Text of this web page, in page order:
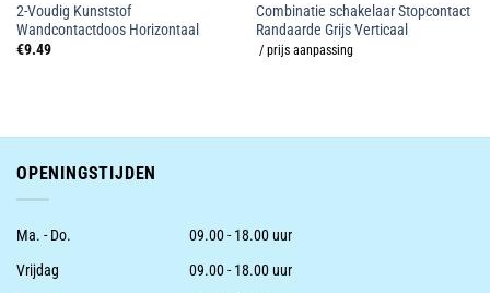
2-Voudig Kunststof
Wandcontactdoos Horizontaal
€9.49
Combinatie schakelaar Stopcontact
Randaarde Grijs Verticaal
/ prijs aanpassing
OPENINGSTIJDEN
Ma. - Do.
09.00 - 18.00 uur
Vrijdag
09.00 - 18.00 uur